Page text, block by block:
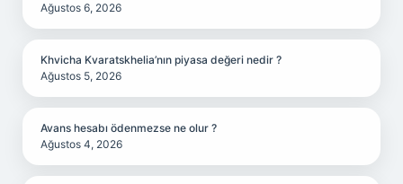
Ağustos 6, 2026
Khvicha Kvaratskhelia’nın piyasa değeri nedir ?
Ağustos 5, 2026
Avans hesabı ödenmezse ne olur ?
Ağustos 4, 2026